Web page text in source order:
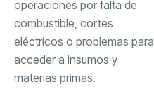
operaciones por falta de
combustible, cortes
eléctricos o problemas para
acceder a insumos y
materias primas.